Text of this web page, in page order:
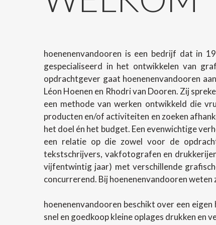
hoenenenvandooren is een bedrijf dat in
gespecialiseerd in het ontwikkelen van
opdrachtgever gaat hoenenenvandooren
Léon Hoenen en Rhodri van Dooren. Zij
een methode van werken ontwikkeld die
producten en/of activiteiten en zoeken
het doel én het budget. Een evenwichtige
een relatie op die zowel voor de
tekstschrijvers, vakfotografen en
vijfentwintig jaar) met verschillende
concurrerend. Bij hoenenenvandooren
hoenenenvandooren beschikt over een
snel en goedkoop kleine oplages drukken en